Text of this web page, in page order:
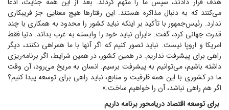
می‌کنند که به دنبال مذاکره هستند. این رفتار‌ها هیچ معنایی جز فریبکاری
ندارد. رئیس‌جمهور با تأکید بر اینکه نباید کشور را محدود به همکاری با چند
قدرت جهانی کرد، گفت: «ایران نباید خود را وابسته به غرب بداند. دنیا فقط
امریکا و اروپا نیست. نباید تصور کنیم که اگر آنها با ما همراهی نکنند، دیگر
راهی برای پیشرفت نداریم. در همین کشور، در همین شرایط، اگر برنامه‌ریزی
داشته باشیم، می‌توانیم به پیشرفت برسیم. انسان به مریخ می‌رود، آن وقت
ما در کشوری با این همه ظرفیت و منابع، نباید راهی برای توسعه پیدا کنیم؟
اگر هم راهی نباشد، آن را خواهیم ساخت.»
برای توسعه اقتصاد دریامحور برنامه داریم